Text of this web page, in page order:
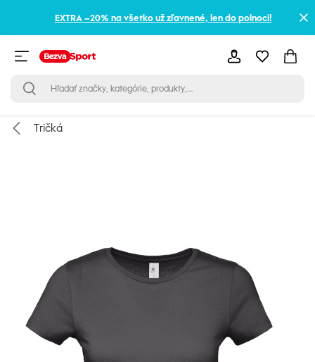
EXTRA –20% na všetko už zľavnené, len do polnoci!
Tričká